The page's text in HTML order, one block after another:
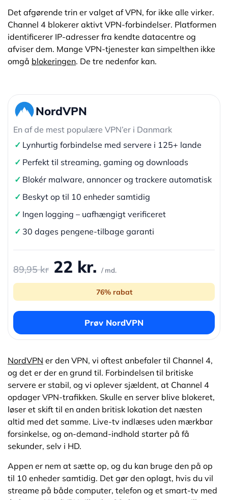
Det afgørende trin er valget af VPN, for ikke alle virker.
Channel 4 blokerer aktivt VPN-forbindelser. Platformen
identificerer IP-adresser fra kendte datacentre og
afviser dem. Mange VPN-tjenester kan simpelthen ikke
omgå blokeringen. De tre nedenfor kan.
NordVPN
En af de mest populære VPN’er i Danmark
✓ Lynhurtig forbindelse med servere i 125+ lande
✓ Perfekt til streaming, gaming og downloads
✓ Blokér malware, annoncer og trackere automatisk
✓ Beskyt op til 10 enheder samtidig
✓ Ingen logging – uafhængigt verificeret
✓ 30 dages pengene-tilbage garanti
89,95 kr 22 kr. / md.
76% rabat
Prøv NordVPN
NordVPN er den VPN, vi oftest anbefaler til Channel 4,
og det er der en grund til. Forbindelsen til britiske
servere er stabil, og vi oplever sjældent, at Channel 4
opdager VPN-trafikken. Skulle en server blive blokeret,
løser et skift til en anden britisk lokation det næsten
altid med det samme. Live-tv indlæses uden mærkbar
forsinkelse, og on-demand-indhold starter på få
sekunder, selv i HD.
Appen er nem at sætte op, og du kan bruge den på op
til 10 enheder samtidig. Det gør den oplagt, hvis du vil
streame på både computer, telefon og et smart-tv med